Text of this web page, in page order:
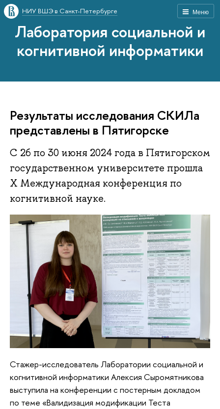
Меню
НИУ ВШЭ в Санкт-Петербурге
Лаборатория социальной и
когнитивной информатики
Результаты исследования СКИЛа
представлены в Пятигорске
С 26 по 30 июня 2024 года в Пятигорском
государственном университете прошла
X Международная конференция по
когнитивной науке.
Стажер-исследователь Лаборатории социальной и
когнитивной информатики Алексия Сыромятникова
выступила на конференции с постерным докладом
по теме «Валидизация модификации Теста